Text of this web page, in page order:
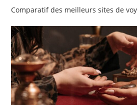
Comparatif des meilleurs sites de